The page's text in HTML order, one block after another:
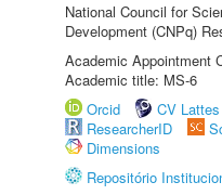
National Council for
Development (CNPq)
Academic Appointment
Academic title: MS-6
Orcid
CV Lattes
ResearcherID
Dimensions
Repositório